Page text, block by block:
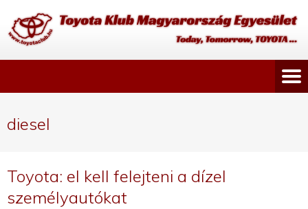
diesel
Toyota: el kell felejteni a dízel
személyautókat